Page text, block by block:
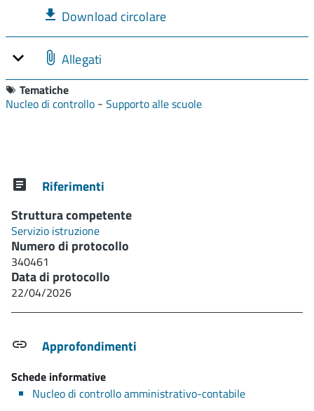
Download circolare
Allegati
Tematiche
Nucleo di controllo - Supporto alle scuole
Riferimenti
Struttura competente
Servizio istruzione
Numero di protocollo
340461
Data di protocollo
22/04/2026
Approfondimenti
Schede informative
Nucleo di controllo amministrativo-contabile